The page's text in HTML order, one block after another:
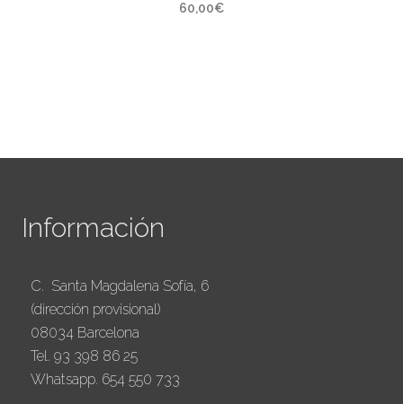
60,00€
Información
C. Santa Magdalena Sofía, 6
(dirección provisional)
08034 Barcelona
Tel. 93 398 86 25
Whatsapp. 654 550 733